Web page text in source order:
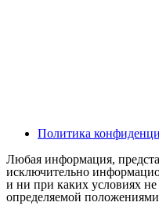
Политика
Любая информация,
исключительно
и ни при каких условиях
определяемой